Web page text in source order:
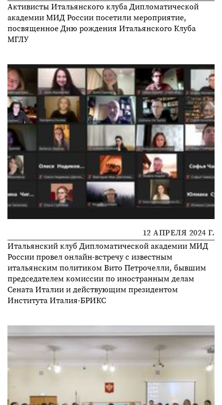
Активисты Итальянского клуба Дипломатической
академии МИД России посетили мероприятие,
посвященное Дню рождения Итальянского Клуба
МГЛУ
12 АПРЕЛЯ 2024 Г.
Итальянский клуб Дипломатической академии МИД
Росcии провел онлайн-встречу с известным
итальянским политиком Вито Петрочелли, бывшим
председателем комиссии по иностранным делам
Сената Италии и действующим президентом
Института Италия-БРИКС